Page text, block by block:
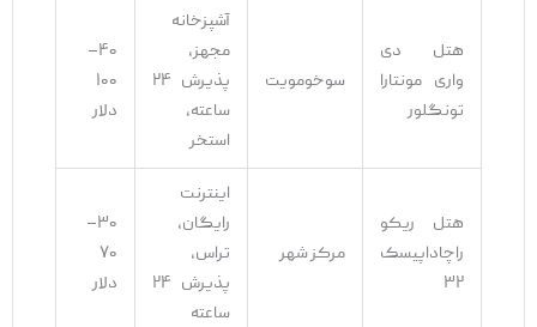
هتل دی
واری مونتارا
تونگلور
سوخومویت
آشپزخانه
مجهز،
پذیرش ۲۴
ساعته،
استخر
۴۰–
۱۰۰
دلار
هتل ریکو
راچاداپیسک
۳۲
مرکز شهر
اینترنت
رایگان،
تراس،
پذیرش ۲۴
ساعته
۳۰–
۷۰
دلار